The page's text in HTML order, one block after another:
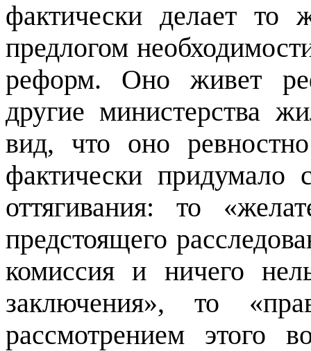
фактически делает то
предлогом
реформ. Оно живет
другие министерства
вид, что оно
фактически
оттягивания: то
предстоящего
комиссия и ничего
заключения», то
рассмотрением этого